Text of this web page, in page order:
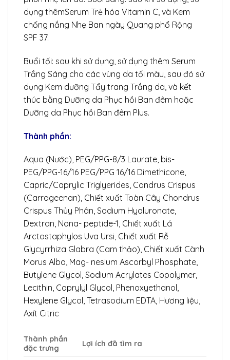
dụng thêmSerum Trẻ hóa Vitamin C, và Kem
chống nắng Nhẹ Ban ngày Quang phổ Rộng
SPF 37.
Buổi tối: sau khi sử dụng, sử dụng thêm Serum
Trắng Sáng cho các vùng da tối màu, sau đó sử
dụng Kem dưỡng Tẩy trang Trắng da, và kết
thúc bằng Dưỡng da Phục hồi Ban đêm hoặc
Dưỡng da Phục hồi Ban đêm Plus.
Thành phần:
Aqua (Nước), PEG/PPG-8/3 Laurate, bis-
PEG/PPG-16/16 PEG/PPG 16/16 Dimethicone,
Capric/Caprylic Triglyerides, Condrus Crispus
(Carrageenan), Chiết xuất Toàn Cây Chondrus
Crispus Thủy Phân, Sodium Hyaluronate,
Dextran, Nona- peptide-1, Chiết xuất Lá
Arctostaphylos Uva Ursi, Chiết xuất Rễ
Glycyrrhiza Glabra (Cam thảo), Chiết xuất Cành
Morus Alba, Mag- nesium Ascorbyl Phosphate,
Butylene Glycol, Sodium Acrylates Copolymer,
Lecithin, Caprylyl Glycol, Phenoxyethanol,
Hexylene Glycol, Tetrasodium EDTA, Hương liệu,
Axít Citric
Thành phần
đặc trưng
Lợi ích đã tìm ra